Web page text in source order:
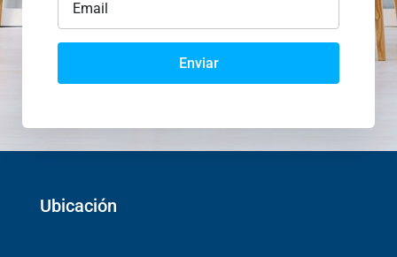
Enviar
Ubicación